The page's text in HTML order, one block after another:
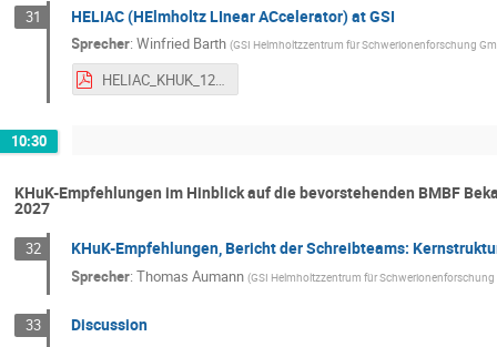
31 HELIAC (HElmholtz LInear ACcelerator) at GSI
Sprecher:Winfried Barth (GSI Helmholtzzentrum für Schwerionenforschung
HELIAC_KHUK_12_2022_WinfriedBarth.pdf
10:30
KHuK-Empfehlungen im Hinblick auf die bevorstehenden BMBF
2027
32 KHuK-Empfehlungen, Bericht der Schreibteams:
Sprecher:Thomas Aumann (GSI Helmholtzzentrum für Schwerionenforschung
33 Discussion